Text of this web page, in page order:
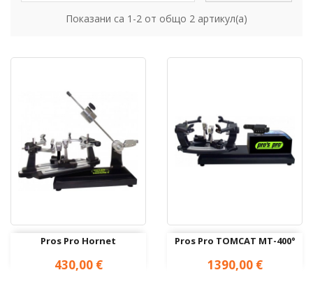
Показани са 1-2 от общо 2 артикул(а)
Pros Pro Hornet
Цена
430,00 €
Pros Pro TOMCAT MT-400°
Цена
1390,00 €